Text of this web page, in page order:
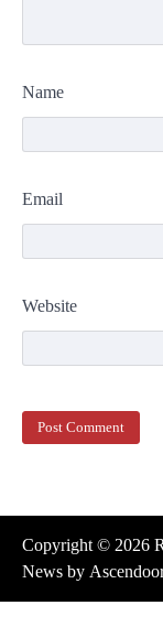
Name
Email
Website
Copyright © 2026
News by